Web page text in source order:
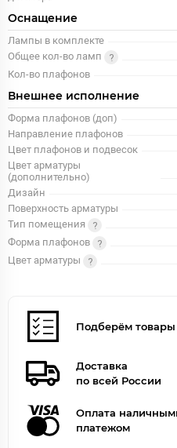
Оснащение
Лампы в комплекте
Общее кол-во ламп
Кол-во плафонов
Внешнее исполнение
Форма плафонов (доп)
Направление плафонов
Цвет плафонов и подвесок
Цвет арматуры
(дополнительно)
Дизайн
Поверхность арматуры
Тип помещения
Форма плафонов
Цвет арматуры
Подберём
Доставка
по всей России
Оплата
платежом